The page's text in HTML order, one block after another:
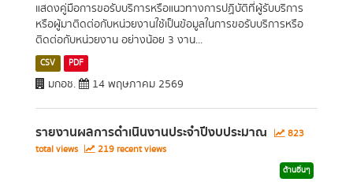
แสดงคู่มือการขอรับบริการหรือแนวทางการปฏิบัติที่ผู้รับบริการ
หรือผู้มาติดต่อกับหน่วยงานใช้เป็นข้อมูลในการขอรับบริการหรือ
ติดต่อกับหน่วยงาน อย่างน้อย 3 งาน...
CSV PDF
มกอช. 14 พฤษภาคม 2569
รายงานผลการดำเนินงานประจำปีงบประมาณ
823
total views
219 recent views
ด้านอื่นๆ